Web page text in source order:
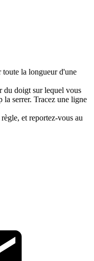
toute la longueur d'une
du doigt sur lequel vous
la serrer. Tracez une ligne
et reportez-vous au